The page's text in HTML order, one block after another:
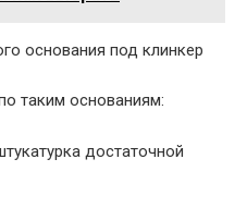
таким основаниям:
достаточной